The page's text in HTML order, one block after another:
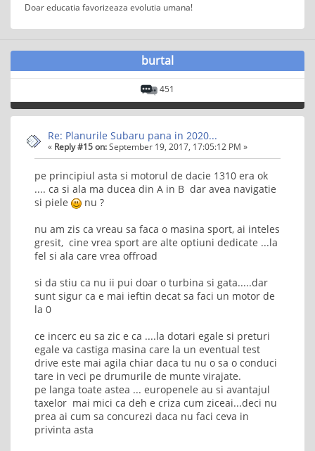
Doar educatia favorizeaza evolutia umana!
burtal
451
Re: Planurile Subaru pana in 2020...
« Reply #15 on:September 19, 2017, 17:05:12 PM »
pe principiul asta si motorul de dacie 1310 era ok
.... ca si ala ma ducea din A in B dar avea navigatie
si piele
nu ?
nu am zis ca vreau sa faca o masina sport, ai inteles
gresit, cine vrea sport are alte optiuni dedicate ...la
fel si ala care vrea offroad
si da stiu ca nu ii pui doar o turbina si gata.....dar
sunt sigur ca e mai ieftin decat sa faci un motor de
la 0
ce incerc eu sa zic e ca ....la dotari egale si preturi
egale va castiga masina care la un eventual test
drive este mai agila chiar daca tu nu o sa o conduci
tare in veci pe drumurile de munte virajate.
pe langa toate astea ... europenele au si avantajul
taxelor mai mici ca deh e criza cum ziceai...deci nu
prea ai cum sa concurezi daca nu faci ceva in
privinta asta